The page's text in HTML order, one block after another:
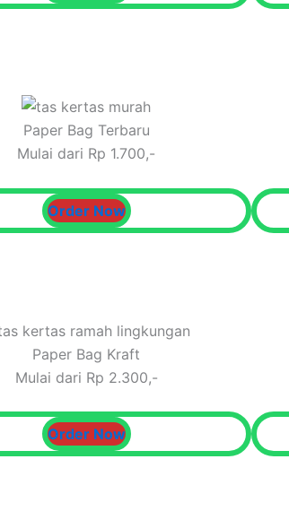
Paper Bag Terbaru
Mulai dari Rp 1.700,-
Order Now
Paper Bag Kraft
Mulai dari Rp 2.300,-
Order Now